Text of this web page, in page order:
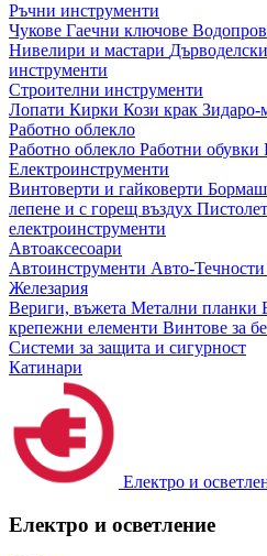
Ръчни инструменти
Чукове Гаечни ключове
Нивелири и мастари
инструменти
Строителни инструменти
Лопати Кирки Кози крак Зидаро-
Работно облекло
Работно облекло Работни обувки
Електроинструменти
Винтоверти и гайковерти
лепене и с горещ въздух
електроинструменти
Автоаксесоари
Автоинструменти Авто-Течности
Железария
Вериги, въжета Метални планки
крепежни елементи Винтове за
Системи за защита и сигурност
Катинари
Електро и
Електро и осветление